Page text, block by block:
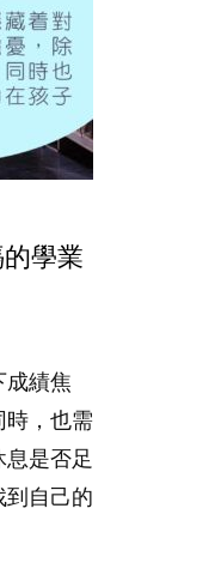
學業
成績焦
時，也需
是否足
到自己的